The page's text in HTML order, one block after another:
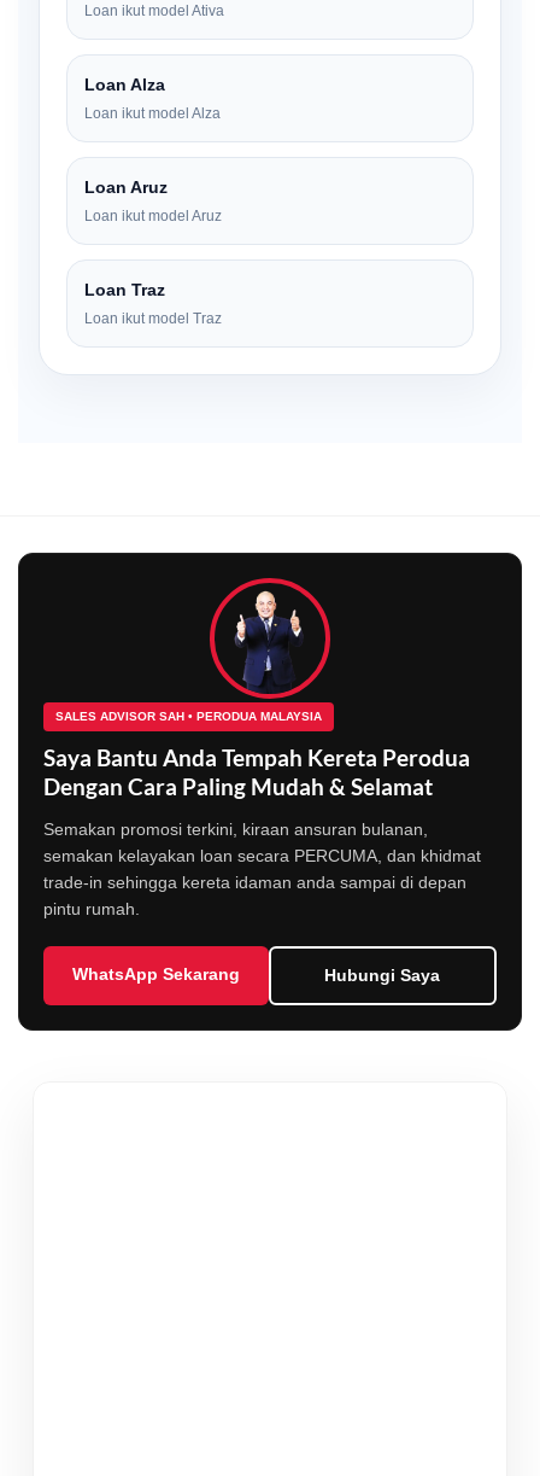
Loan ikut model Ativa
Loan Alza
Loan ikut model Alza
Loan Aruz
Loan ikut model Aruz
Loan Traz
Loan ikut model Traz
SALES ADVISOR SAH • PERODUA MALAYSIA
Saya Bantu Anda Tempah Kereta Perodua
Dengan Cara Paling Mudah & Selamat
Semakan promosi terkini, kiraan ansuran bulanan,
semakan kelayakan loan secara PERCUMA, dan khidmat
trade-in sehingga kereta idaman anda sampai di depan
pintu rumah.
WhatsApp Sekarang Hubungi Saya